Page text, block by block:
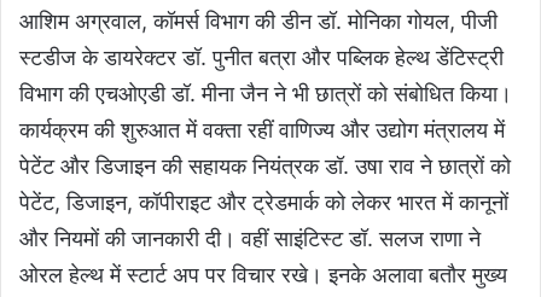
आशिम अग्रवाल, कॉमर्स विभाग की डीन डॉ. मोनिका गोयल, पीजी
स्टडीज के डायरेक्टर डॉ. पुनीत बत्रा और पब्लिक हेल्थ डेंटिस्ट्री
विभाग की एचओएडी डॉ. मीना जैन ने भी छात्रों को संबोधित किया।
कार्यक्रम की शुरुआत में वक्ता रहीं वाणिज्य और उद्योग मंत्रालय में
पेटेंट और डिजाइन की सहायक नियंत्रक डॉ. उषा राव ने छात्रों को
पेटेंट, डिजाइन, कॉपीराइट और ट्रेडमार्क को लेकर भारत में कानूनों
और नियमों की जानकारी दी। वहीं साइंटिस्ट डॉ. सलज राणा ने
ओरल हेल्थ में स्टार्ट अप पर विचार रखे। इनके अलावा बतौर मुख्य